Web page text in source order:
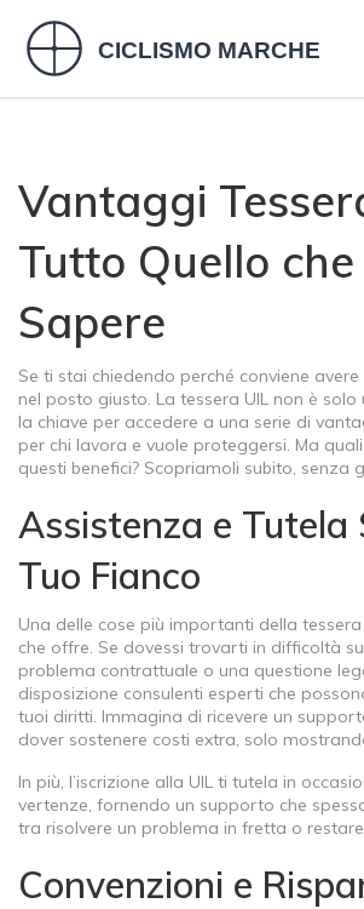
Vantaggi
Tutto Quello che
Sapere
Se ti stai chiedendo perché conviene avere
nel posto giusto. La tessera UIL non è
la chiave per accedere a una serie di
per chi lavora e vuole proteggersi. Ma
questi benefici? Scopriamoli subito, senza
Assistenza e Tutela
Tuo Fianco
Una delle cose più importanti della tessera
che offre. Se dovessi trovarti in difficoltà
problema contrattuale o una questione
disposizione consulenti esperti che
tuoi diritti. Immagina di ricevere un
dover sostenere costi extra, solo
In più, l’iscrizione alla UIL ti tutela in
vertenze, fornendo un supporto che
tra risolvere un problema in fretta o
Convenzioni e